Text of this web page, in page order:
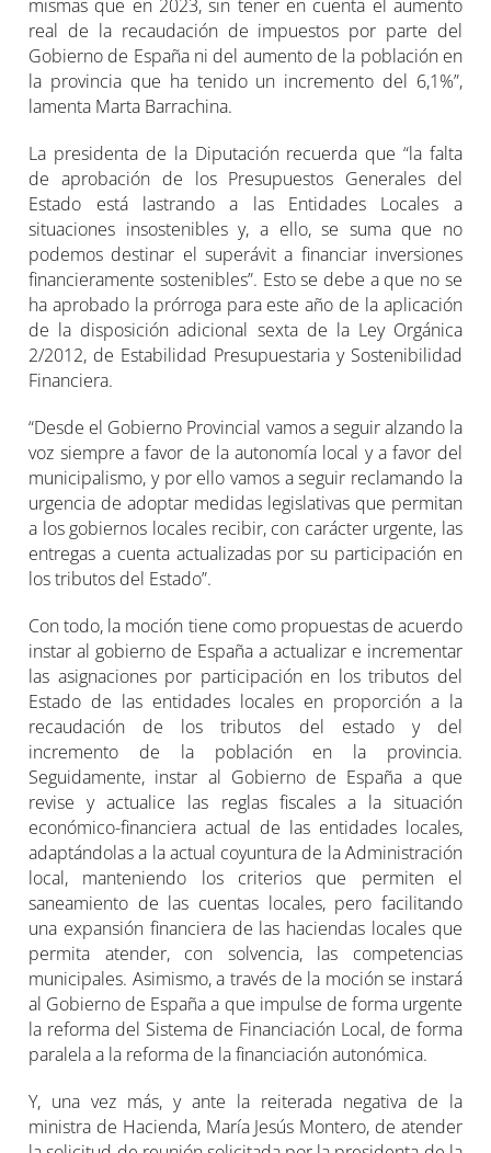
mismas que en 2023, sin tener en cuenta el aumento
real de la recaudación de impuestos por parte del
Gobierno de España ni del aumento de la población en
la provincia que ha tenido un incremento del 6,1%”,
lamenta Marta Barrachina.
La presidenta de la Diputación recuerda que “la falta
de aprobación de los Presupuestos Generales del
Estado está lastrando a las Entidades Locales a
situaciones insostenibles y, a ello, se suma que no
podemos destinar el superávit a financiar inversiones
financieramente sostenibles”. Esto se debe a que no se
ha aprobado la prórroga para este año de la aplicación
de la disposición adicional sexta de la Ley Orgánica
2/2012, de Estabilidad Presupuestaria y Sostenibilidad
Financiera.
“Desde el Gobierno Provincial vamos a seguir alzando la
voz siempre a favor de la autonomía local y a favor del
municipalismo, y por ello vamos a seguir reclamando la
urgencia de adoptar medidas legislativas que permitan
a los gobiernos locales recibir, con carácter urgente, las
entregas a cuenta actualizadas por su participación en
los tributos del Estado”.
Con todo, la moción tiene como propuestas de acuerdo
instar al gobierno de España a actualizar e incrementar
las asignaciones por participación en los tributos del
Estado de las entidades locales en proporción a la
recaudación de los tributos del estado y del
incremento de la población en la provincia.
Seguidamente, instar al Gobierno de España a que
revise y actualice las reglas fiscales a la situación
económico-financiera actual de las entidades locales,
adaptándolas a la actual coyuntura de la Administración
local, manteniendo los criterios que permiten el
saneamiento de las cuentas locales, pero facilitando
una expansión financiera de las haciendas locales que
permita atender, con solvencia, las competencias
municipales. Asimismo, a través de la moción se instará
al Gobierno de España a que impulse de forma urgente
la reforma del Sistema de Financiación Local, de forma
paralela a la reforma de la financiación autonómica.
Y, una vez más, y ante la reiterada negativa de la
ministra de Hacienda, María Jesús Montero, de atender